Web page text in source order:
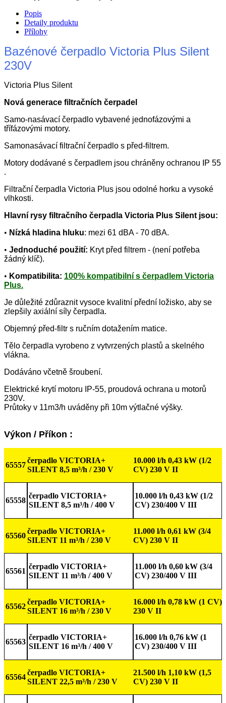
Popis
Detaily produktu
Přílohy
Bazénové čerpadlo Victoria Plus Silent
230V
Victoria Plus Silent
Nová generace filtračních čerpadel
Samo-nasávací čerpadlo vybavené jednofázovými a
třífázovými motory.
Samonasávací filtrační čerpadlo s před-filtrem.
Motory dodávané s čerpadlem jsou chráněny ochranou IP 55
.
Filtrační čerpadla Victoria Plus jsou odolné horku a vysoké
vlhkosti.
Hlavní rysy filtračního čerpadla Victoria Plus Silent jsou:
• Nízká hladina hluku: mezi 61 dBA - 70 dBA.
• Jednoduché použití: Kryt před filtrem - (není potřeba
žádný klíč).
• Kompatibilita: 100% kompatibilní s čerpadlem Victoria
Plus.
Je důležité zdůraznit vysoce kvalitní přední ložisko, aby se
zlepšily axiální síly čerpadla.
Objemný před-filtr s ručním dotažením matice.
Tělo čerpadla vyrobeno z vytvrzených plastů a skelného
vlákna.
Dodáváno včetně šroubení.
Elektrické krytí motoru IP-55, proudová ochrana u motorů
230V.
Průtoky v 11m3/h uváděny při 10m výtlačné výšky.
Výkon / Příkon :
65557
čerpadlo VICTORIA+
SILENT 8,5 m³/h / 230 V
10.000 l/h 0,43 kW (1/2
CV) 230 V II
65558
čerpadlo VICTORIA+
SILENT 8,5 m³/h / 400 V
10.000 l/h 0,43 kW (1/2
CV) 230/400 V III
65560
čerpadlo VICTORIA+
SILENT 11 m³/h / 230 V
11.000 l/h 0,61 kW (3/4
CV) 230 V II
65561
čerpadlo VICTORIA+
SILENT 11 m³/h / 400 V
11.000 l/h 0,60 kW (3/4
CV) 230/400 V III
65562
čerpadlo VICTORIA+
SILENT 16 m³/h / 230 V
16.000 l/h 0,78 kW (1 CV)
230 V II
65563
čerpadlo VICTORIA+
SILENT 16 m³/h / 400 V
16.000 l/h 0,76 kW (1
CV) 230/400 V III
65564
čerpadlo VICTORIA+
SILENT 22,5 m³/h / 230 V
21.500 l/h 1,10 kW (1,5
CV) 230 V II